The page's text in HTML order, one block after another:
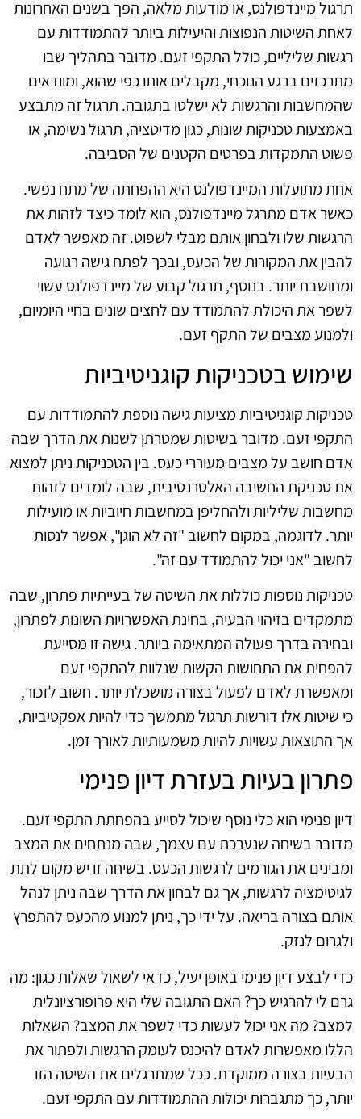
תרגול מיינדפולנס, או מודעות מלאה, הפך בשנים האחרונות
לאחת השיטות הנפוצות והיעילות ביותר להתמודדות עם
רגשות שליליים, כולל התקפי זעם. מדובר בתהליך שבו
מתרכזים ברגע הנוכחי, מקבלים אותו כפי שהוא, ומוודאים
שהמחשבות והרגשות לא ישלטו בתגובה. תרגול זה מתבצע
באמצעות טכניקות שונות, כגון מדיטציה, תרגול נשימה, או
פשוט התמקדות בפרטים הקטנים של הסביבה.
אחת מתועלות המיינדפולנס היא ההפחתה של מתח נפשי.
כאשר אדם מתרגל מיינדפולנס, הוא לומד כיצד לזהות את
הרגשות שלו ולבחון אותם מבלי לשפוט. זה מאפשר לאדם
להבין את המקורות של הכעס, ובכך לפתח גישה רגועה
ומחושבת יותר. בנוסף, תרגול קבוע של מיינדפולנס עשוי
לשפר את היכולת להתמודד עם לחצים שונים בחיי היומיום,
ולמנוע מצבים של התקף זעם.
שימוש בטכניקות קוגניטיביות
טכניקות קוגניטיביות מציעות גישה נוספת להתמודדות עם
התקפי זעם. מדובר בשיטות שמטרתן לשנות את הדרך שבה
אדם חושב על מצבים מעוררי כעס. בין הטכניקות ניתן למצוא
את טכניקת החשיבה האלטרנטיבית, שבה לומדים לזהות
מחשבות שליליות ולהחליפן במחשבות חיוביות או מועילות
יותר. לדוגמה, במקום לחשוב "זה לא הוגן", אפשר לנסות
לחשוב "אני יכול להתמודד עם זה".
טכניקות נוספות כוללות את השיטה של בעייתיות פתרון, שבה
מתמקדים בזיהוי הבעיה, בחינת האפשרויות השונות לפתרון,
ובחירה בדרך פעולה המתאימה ביותר. גישה זו מסייעת
להפחית את התחושות הקשות שנלוות להתקפי זעם
ומאפשרת לאדם לפעול בצורה מושכלת יותר. חשוב לזכור,
כי שיטות אלו דורשות תרגול מתמשך כדי להיות אפקטיביות,
אך התוצאות עשויות להיות משמעותיות לאורך זמן.
פתרון בעיות בעזרת דיון פנימי
דיון פנימי הוא כלי נוסף שיכול לסייע בהפחתת התקפי זעם.
מדובר בשיחה שנערכת עם עצמך, שבה מנתחים את המצב
ומבינים את הגורמים לרגשות הכעס. בשיחה זו יש מקום לתת
לגיטימציה לרגשות, אך גם לבחון את הדרך שבה ניתן לנהל
אותם בצורה בריאה. על ידי כך, ניתן למנוע מהכעס להתפרץ
ולגרום לנזק.
כדי לבצע דיון פנימי באופן יעיל, כדאי לשאול שאלות כגון: מה
גרם לי להרגיש כך? האם התגובה שלי היא פרופורציונלית
למצב? מה אני יכול לעשות כדי לשפר את המצב? השאלות
הללו מאפשרות לאדם להיכנס לעומק הרגשות ולפתור את
הבעיות בצורה ממוקדת. ככל שמתרגלים את השיטה הזו
יותר, כך מתגברות יכולות ההתמודדות עם התקפי זעם.